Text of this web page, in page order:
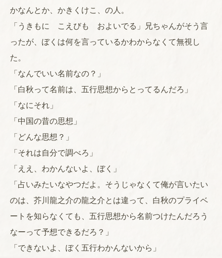
かなんとか、かきくけこ、の人。
「うきもに こえびも およいでる」兄ちゃんがそう言
ったが、ぼくは何を言っているかわからなくて無視し
た。
「なんでいい名前なの？」
「白秋って名前は、五行思想からとってるんだろ」
「なにそれ」
「中国の昔の思想」
「どんな思想？」
「それは自分で調べろ」
「ええ、わかんないよ、ぼく」
「占いみたいなやつだよ。そうじゃなくて俺が言いたい
のは、芥川龍之介の龍之介とは違って、白秋のプライベ
ートを知らなくても、五行思想から名前つけたんだろう
なーって予想できるだろ？」
「できないよ、ぼく五行わかんないから」